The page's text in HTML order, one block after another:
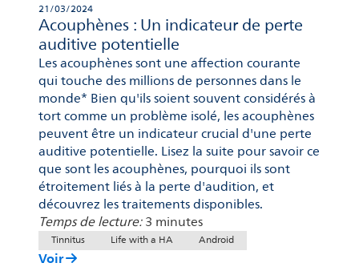
21/03/2024
Acouphènes : Un indicateur de perte
auditive potentielle
Les acouphènes sont une affection courante
qui touche des millions de personnes dans le
monde* Bien qu'ils soient souvent considérés à
tort comme un problème isolé, les acouphènes
peuvent être un indicateur crucial d'une perte
auditive potentielle. Lisez la suite pour savoir ce
que sont les acouphènes, pourquoi ils sont
étroitement liés à la perte d'audition, et
découvrez les traitements disponibles.
Temps de lecture:3 minutes
Tinnitus Life with a HA Android
Voir